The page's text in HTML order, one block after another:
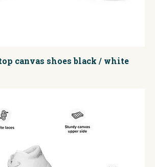
canvas shoes black / white